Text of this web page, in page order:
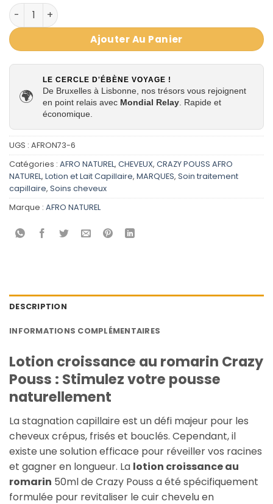
quantité de Lotion Croissance Au Romarin 50ml Crazy
Ajouter Au Panier
🌍
LE CERCLE D'ÉBÈNE VOYAGE !
De Bruxelles à Lisbonne, nos trésors vous rejoignent
en point relais avec Mondial Relay . Rapide et
économique.
UGS : AFRON73-6
Catégories : AFRO NATUREL, CHEVEUX, CRAZY POUSS AFRO
NATUREL, Lotion et Lait Capillaire, MARQUES, Soin traitement
capillaire, Soins cheveux
Marque : AFRO NATUREL
DESCRIPTION
INFORMATIONS COMPLÉMENTAIRES
Lotion croissance au romarin Crazy
Pouss : Stimulez votre pousse
naturellement
La stagnation capillaire est un défi majeur pour les
cheveux crépus, frisés et bouclés. Cependant, il
existe une solution efficace pour réveiller vos racines
et gagner en longueur. La lotion croissance au
romarin 50ml de Crazy Pouss a été spécifiquement
formulée pour revitaliser le cuir chevelu en